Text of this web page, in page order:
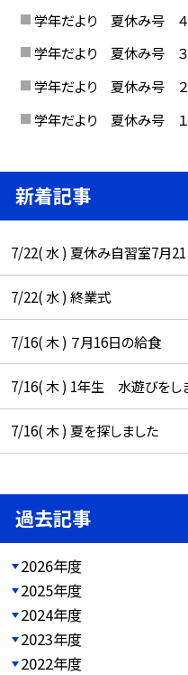
学年だより 夏休み号
学年だより 夏休み号
学年だより 夏休み号
学年だより 夏休み号
新着記事
7/22( 水 ) 夏休み自習室7月
7/22( 水 ) 終業式
7/16( 木 ) ７月16日の給食
7/16( 木 ) 1年生 水遊びをし
7/16( 木 ) 夏を探しました
過去記事
2026年度
2025年度
2024年度
2023年度
2022年度